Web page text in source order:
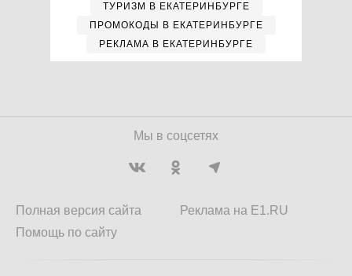
ТУРИЗМ В ЕКАТЕРИНБУРГЕ
ПРОМОКОДЫ В ЕКАТЕРИНБУРГЕ
РЕКЛАМА В ЕКАТЕРИНБУРГЕ
Мы в соцсетях
Полная версия сайта
Помощь по сайту
Реклама на E1.RU